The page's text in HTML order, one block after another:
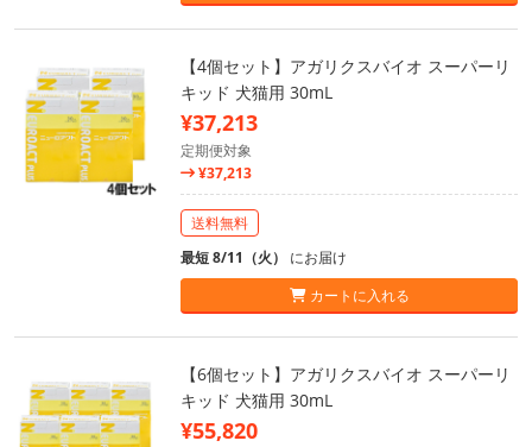
【4個セット】アガリクスバイオ スーパーリ
キッド 犬猫用 30mL
¥37,213
定期便対象
¥37,213
送料無料
最短 8/11（火） にお届け
カートに入れる
【6個セット】アガリクスバイオ スーパーリ
キッド 犬猫用 30mL
¥55,820